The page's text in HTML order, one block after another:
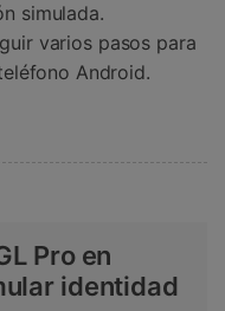
simulada.
varios pasos para
Android.
Pro en
identidad